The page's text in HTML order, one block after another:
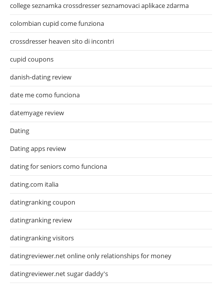
college seznamka crossdresser seznamovaci aplikace zdarma
colombian cupid come funziona
crossdresser heaven sito di incontri
cupid coupons
danish-dating review
date me como funciona
datemyage review
Dating
Dating apps review
dating for seniors como funciona
dating.com italia
datingranking coupon
datingranking review
datingranking visitors
datingreviewer.net online only relationships for money
datingreviewer.net sugar daddy's